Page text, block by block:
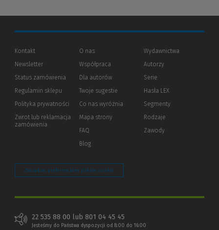
Kontakt
Newsletter
Status zamówienia
Regulamin sklepu
Polityka prywatności (Nowe
(Link
innej
Zwrot lub reklamacja
zamówienia
O nas
Współpraca
Dla autorów(Nowe
(Link
innej
strony)
Twoje sugestie
Co nas wyróżnia
Mapa strony
FAQ
Blog
Wydawnictwa
Autorzy
Serie
Hasła LEX
Segmenty
Rodzaje
Zawody
Zarządzaj preferencjami plików cookie
22 535 88 00 lub 801 04 45 45
Jesteśmy do Państwa dyspozycji od 8:00 do 16:00